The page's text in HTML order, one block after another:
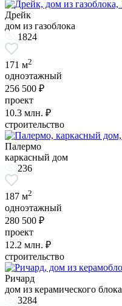
Дрейк
дом из газоблока
1824
171 м2
одноэтажный
256 500 ₽
проект
10.3 млн. ₽
строительство
Палермо
каркасный дом
236
187 м2
одноэтажный
280 500 ₽
проект
12.2 млн. ₽
строительство
Ричард
дом из керамического блока
3284